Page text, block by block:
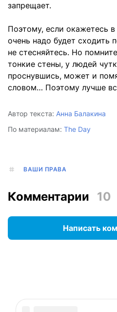
запрещает.
Поэтому, если окажетесь
очень надо будет сходить
не стесняйтесь. Но
тонкие стены, у людей
проснувшись, может и
словом… Поэтому лучше
Автор текста: Анна Балакина
По материалам: The Day
ВАШИ ПРАВА
Комментарии 10
Написать